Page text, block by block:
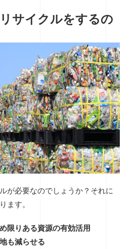
サイクルをするの
が必要なのでしょうか？それに
ます。
限りある資源の有効活用
も減らせる